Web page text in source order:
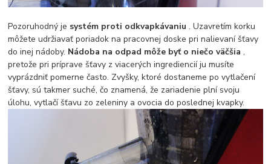
Pozoruhodný je systém proti odkvapkávaniu. Uzavretím korku
môžete udržiavať poriadok na pracovnej doske pri nalievaní šťavy
do inej nádoby. Nádoba na odpad môže byť o niečo väčšia,
pretože pri príprave šťavy z viacerých ingrediencií ju musíte
vyprázdniť pomerne často. Zvyšky, ktoré dostaneme po vytlačení
šťavy, sú takmer suché, čo znamená, že zariadenie plní svoju
úlohu, vytlačí šťavu zo zeleniny a ovocia do poslednej kvapky.